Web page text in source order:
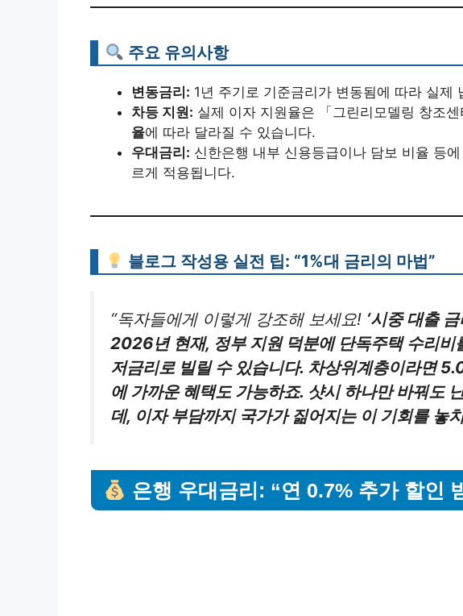
주요 유의사항
변동금리: 1년 주기로 기준금리가 변동됨에 따라 실제
차등 지원: 실제 이자 지원율은 「그린리모델링 창조
율에 따라 달라질 수 있습니다.
우대금리: 신한은행 내부 신용등급이나 담보 비율 등
르게 적용됩니다.
블로그 작성용 실전 팁: “1%대 금리의 마법”
“독자들에게 이렇게 강조해 보세요! ‘시중 대출
2026년 현재, 정부 지원 덕분에 단독주택 수리비
저금리로 빌릴 수 있습니다. 차상위계층이라면
에 가까운 혜택도 가능하죠. 샷시 하나만 바꿔도
데, 이자 부담까지 국가가 짊어지는 이 기회를 놓
은행 우대금리: “연 0.7% 추가 할인